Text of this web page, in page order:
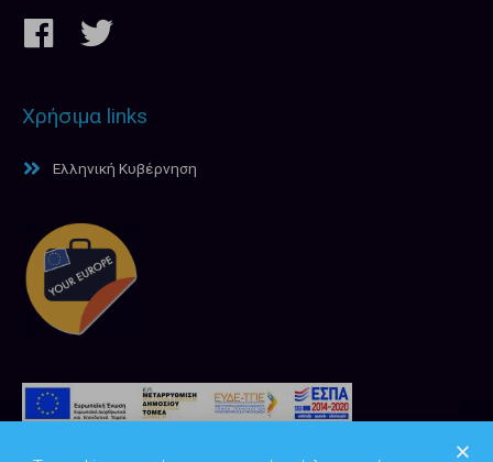
Χρήσιμα links
Ελληνική Κυβέρνηση